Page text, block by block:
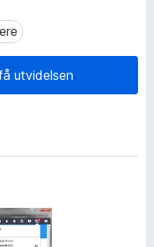
utvidelsen